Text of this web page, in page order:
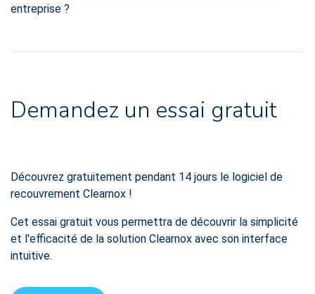
entreprise ?
Demandez un essai gratuit
Découvrez gratuitement pendant 14 jours le logiciel de
recouvrement Clearnox !
Cet essai gratuit vous permettra de découvrir la simplicité
et l'efficacité de la solution Clearnox avec son interface
intuitive.